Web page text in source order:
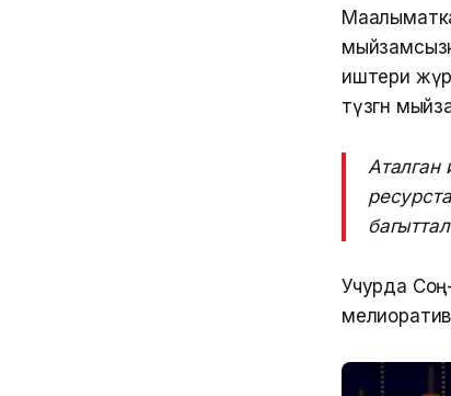
иштери
түзгөн
Аталган
Учурда